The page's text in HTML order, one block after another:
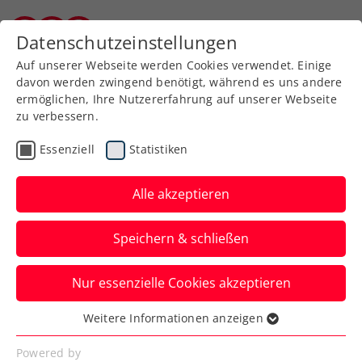
Zurück zur Newsübersicht
Turniere
Generali Open Kitzbühel:
Novak schafft Sprung in
den Hauptbewerb
Damit schlägt ein Österreicher-Quartett
im Hauptfeld des ATP-250-Turniers in
Tirol auf.
Verfasst von: Presseaussendung / Redaktion, 30.07.2023
Datenschutzeinstellungen
Auf unserer Webseite werden Cookies verwendet. Einige
davon werden zwingend benötigt, während es uns andere
ermöglichen, Ihre Nutzererfahrung auf unserer Webseite
zu verbessern.
Essenziell Statistiken
Alle akzeptieren
Speichern & schließen
Nur essenzielle Cookies akzeptieren
Essenziell
Essenzielle Cookies werden für grundlegende
Weitere Informationen anzeigen
Powered by